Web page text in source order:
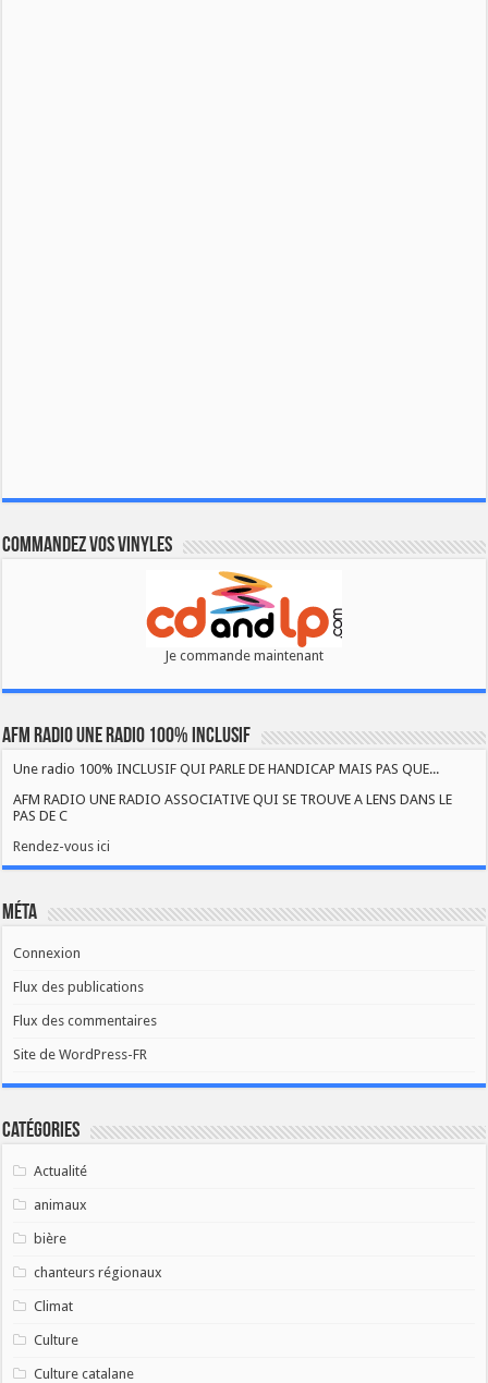
Commandez vos vinyles
Je commande maintenant
AFM RADIO UNE RADIO 100% INCLUSIF
Une radio 100% INCLUSIF QUI PARLE DE HANDICAP MAIS PAS QUE...
AFM RADIO UNE RADIO ASSOCIATIVE QUI SE TROUVE A LENS DANS LE
PAS DE C
Rendez-vous ici
Méta
Connexion
Flux des publications
Flux des commentaires
Site de WordPress-FR
Catégories
Actualité
animaux
bière
chanteurs régionaux
Climat
Culture
Culture catalane